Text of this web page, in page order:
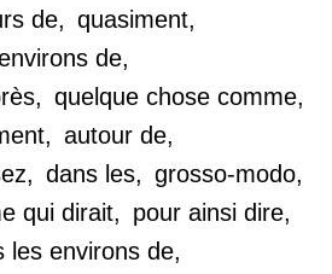
de, quasiment,
de,
, quelque chose comme,
, autour de,
, dans les, grosso-modo,
qui dirait, pour ainsi dire,
les environs de,